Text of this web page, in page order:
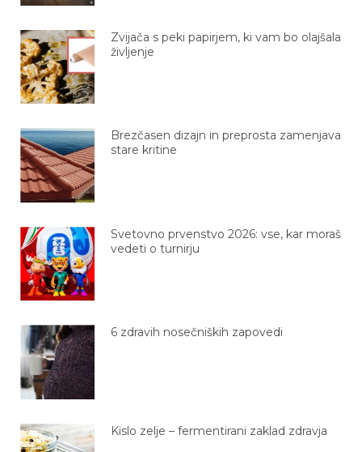
Zvijača s peki papirjem, ki vam bo olajšala
življenje
Brezčasen dizajn in preprosta zamenjava
stare kritine
Svetovno prvenstvo 2026: vse, kar moraš
vedeti o turnirju
6 zdravih nosečniških zapovedi
Kislo zelje – fermentirani zaklad zdravja